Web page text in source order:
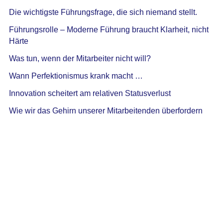
Die wichtigste Führungsfrage, die sich niemand stellt.
Führungsrolle – Moderne Führung braucht Klarheit, nicht
Härte
Was tun, wenn der Mitarbeiter nicht will?
Wann Perfektionismus krank macht …
Innovation scheitert am relativen Statusverlust
Wie wir das Gehirn unserer Mitarbeitenden überfordern